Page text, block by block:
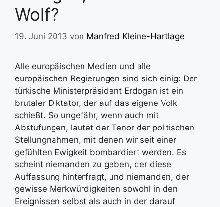
Wolf?
19. Juni 2013 von Manfred Kleine-Hartlage
Alle europäischen Medien und alle
europäischen Regierungen sind sich einig: Der
türkische Ministerpräsident Erdogan ist ein
brutaler Diktator, der auf das eigene Volk
schießt. So ungefähr, wenn auch mit
Abstufungen, lautet der Tenor der politischen
Stellungnahmen, mit denen wir seit einer
gefühlten Ewigkeit bombardiert werden. Es
scheint niemanden zu geben, der diese
Auffassung hinterfragt, und niemanden, der
gewisse Merkwürdigkeiten sowohl in den
Ereignissen selbst als auch in der darauf